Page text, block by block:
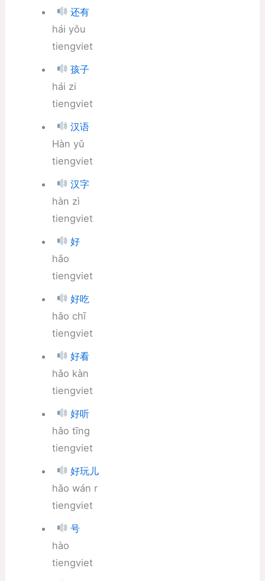
还有
hái yǒu
tiengviet
孩子
hái zi
tiengviet
汉语
Hàn yǔ
tiengviet
汉字
hàn zì
tiengviet
好
hǎo
tiengviet
好吃
hǎo chī
tiengviet
好看
hǎo kàn
tiengviet
好听
hǎo tīng
tiengviet
好玩儿
hǎo wán r
tiengviet
号
hào
tiengviet